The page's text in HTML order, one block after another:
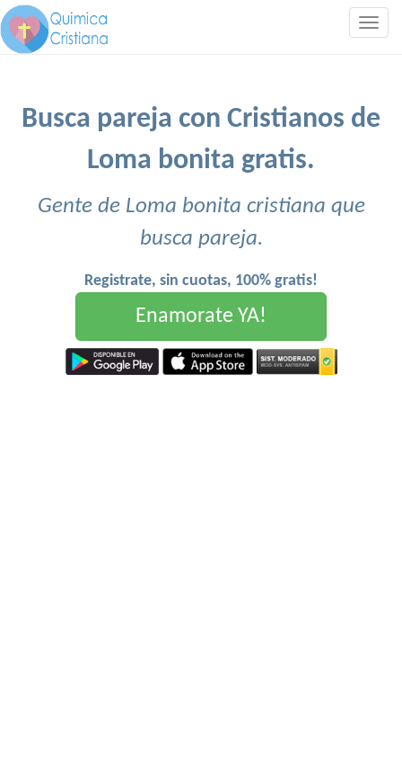
Busca pareja con Cristianos de
Loma bonita gratis.
Gente de Loma bonita cristiana que
busca pareja.
Registrate, sin cuotas, 100% gratis!
Enamorate YA!